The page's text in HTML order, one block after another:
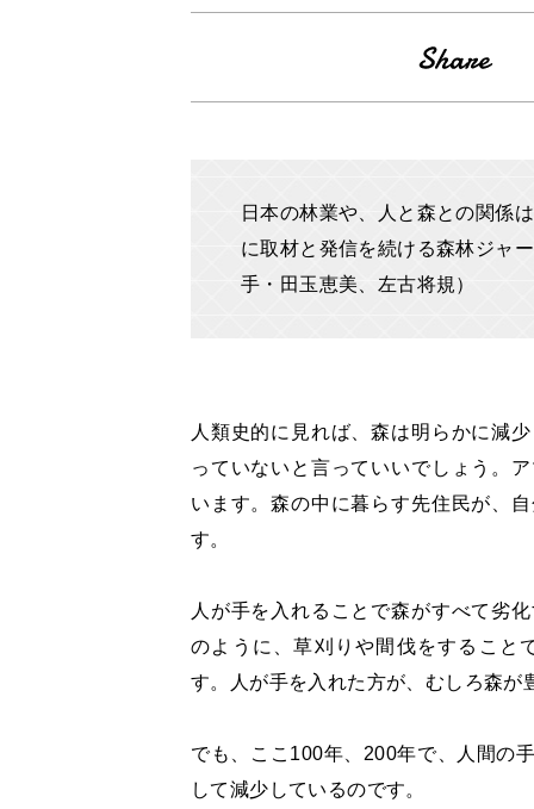
日本の林業や、人と森との関係
に取材と発信を続ける森林ジャ
手・田玉恵美、左古将規）
人類史的に見れば、森は明らかに減
っていないと言っていいでしょう。
います。森の中に暮らす先住民が、
す。
人が手を入れることで森がすべて劣
のように、草刈りや間伐をすること
す。人が手を入れた方が、むしろ森が
でも、ここ100年、200年で、人間の
して減少しているのです。